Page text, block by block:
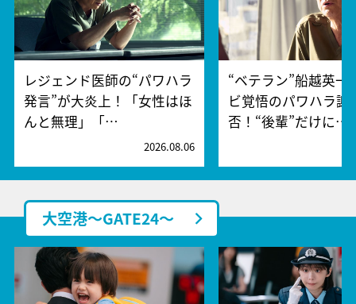
レジェンド医師の“パワハラ
発言”が大炎上！「女性はほ
んと無理」「…
2026.08.06
“ベテラン”船越英一
ビ覚悟のパワハラ謝
否！“後輩”だけに…
大空港～GATE24～